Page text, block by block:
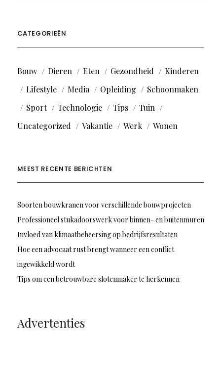
CATEGORIEËN
Bouw Dieren Eten Gezondheid
Kinderen
Lifestyle
Media Opleiding
Schoonmaken
Sport
Technologie Tips
Tuin
Uncategorized
Vakantie Werk Wonen
MEEST RECENTE BERICHTEN
Soorten bouwkranen voor verschillende bouwprojecten
Professioneel stukadoorswerk voor binnen- en buitenmuren
Invloed van klimaatbeheersing op bedrijfsresultaten
Hoe een advocaat rust brengt wanneer een conflict
ingewikkeld wordt
Tips om een betrouwbare slotenmaker te herkennen
Advertenties